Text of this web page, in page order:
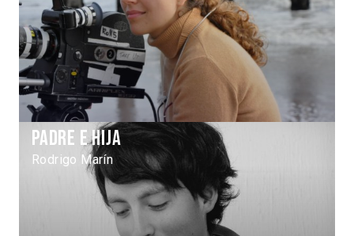
Padre e hija
Rodrigo Marín